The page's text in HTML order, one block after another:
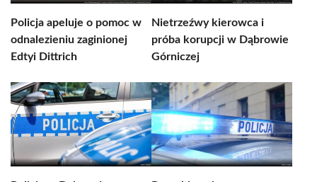
Policja apeluje o pomoc w
odnalezieniu zaginionej
Edtyi Dittrich
Nietrzeźwy kierowca i
próba korupcji w Dąbrowie
Górniczej